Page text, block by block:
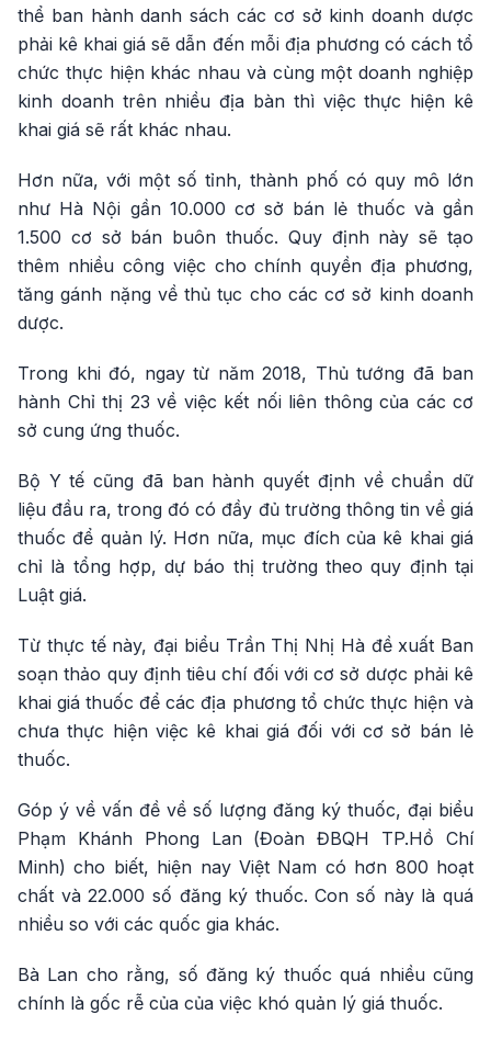
thể ban hành danh sách các cơ sở kinh doanh dược
phải kê khai giá sẽ dẫn đến mỗi địa phương có cách tổ
chức thực hiện khác nhau và cùng một doanh nghiệp
kinh doanh trên nhiều địa bàn thì việc thực hiện kê
khai giá sẽ rất khác nhau.
Hơn nữa, với một số tỉnh, thành phố có quy mô lớn
như Hà Nội gần 10.000 cơ sở bán lẻ thuốc và gần
1.500 cơ sở bán buôn thuốc. Quy định này sẽ tạo
thêm nhiều công việc cho chính quyền địa phương,
tăng gánh nặng về thủ tục cho các cơ sở kinh doanh
dược.
Trong khi đó, ngay từ năm 2018, Thủ tướng đã ban
hành Chỉ thị 23 về việc kết nối liên thông của các cơ
sở cung ứng thuốc.
Bộ Y tế cũng đã ban hành quyết định về chuẩn dữ
liệu đầu ra, trong đó có đầy đủ trường thông tin về giá
thuốc để quản lý. Hơn nữa, mục đích của kê khai giá
chỉ là tổng hợp, dự báo thị trường theo quy định tại
Luật giá.
Từ thực tế này, đại biểu Trần Thị Nhị Hà đề xuất Ban
soạn thảo quy định tiêu chí đối với cơ sở dược phải kê
khai giá thuốc để các địa phương tổ chức thực hiện và
chưa thực hiện việc kê khai giá đối với cơ sở bán lẻ
thuốc.
Góp ý về vấn đề về số lượng đăng ký thuốc, đại biểu
Phạm Khánh Phong Lan (Đoàn ĐBQH TP.Hồ Chí
Minh) cho biết, hiện nay Việt Nam có hơn 800 hoạt
chất và 22.000 số đăng ký thuốc. Con số này là quá
nhiều so với các quốc gia khác.
Bà Lan cho rằng, số đăng ký thuốc quá nhiều cũng
chính là gốc rễ của của việc khó quản lý giá thuốc.